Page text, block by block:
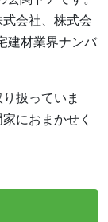
会社、株式会
建材業界ナンバ
扱っていま
におまかせく